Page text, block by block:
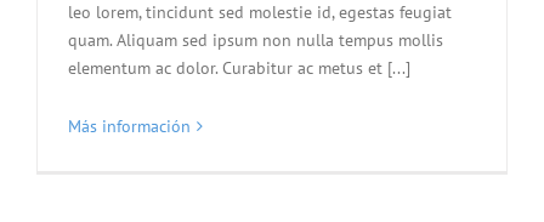
leo lorem, tincidunt sed molestie id, egestas feugiat
quam. Aliquam sed ipsum non nulla tempus mollis
elementum ac dolor. Curabitur ac metus et [...]
Más información